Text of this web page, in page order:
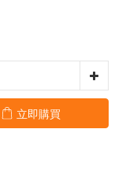
立即購買